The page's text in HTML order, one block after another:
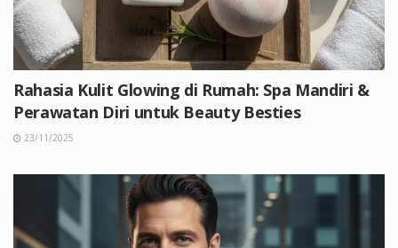
Rahasia Kulit Glowing di Rumah: Spa Mandiri &
Perawatan Diri untuk Beauty Besties
23/11/2025